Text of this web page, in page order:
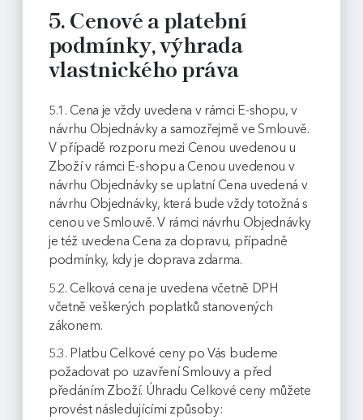
5. Cenové a platební
podmínky, výhrada
vlastnického práva
5.1. Cena je vždy uvedena v rámci E-shopu, v
návrhu Objednávky a samozřejmě ve Smlouvě.
V případě rozporu mezi Cenou uvedenou u
Zboží v rámci E-shopu a Cenou uvedenou v
návrhu Objednávky se uplatní Cena uvedená v
návrhu Objednávky, která bude vždy totožná s
cenou ve Smlouvě. V rámci návrhu Objednávky
je též uvedena Cena za dopravu, případně
podmínky, kdy je doprava zdarma.
5.2. Celková cena je uvedena včetně DPH
včetně veškerých poplatků stanovených
zákonem.
5.3. Platbu Celkové ceny po Vás budeme
požadovat po uzavření Smlouvy a před
předáním Zboží. Úhradu Celkové ceny můžete
provést následujícími způsoby: